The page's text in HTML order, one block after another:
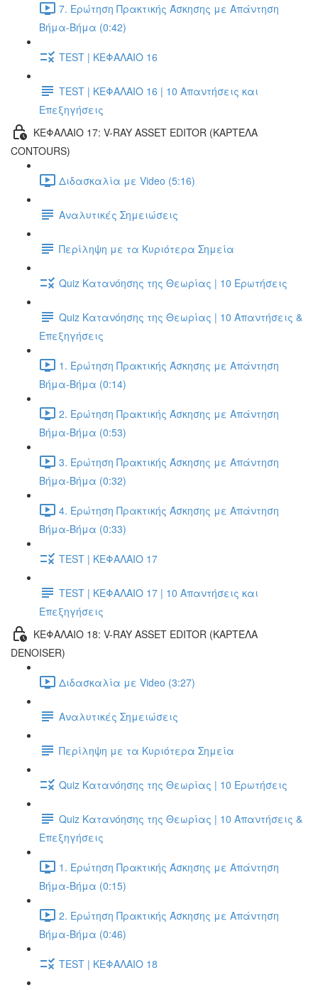
7. Ερώτηση Πρακτικής Άσκησης με Απάντηση
Βήμα-Βήμα (0:42)
TEST | ΚΕΦΑΛΑΙΟ 16
TEST | ΚΕΦΑΛΑΙΟ 16 | 10 Απαντήσεις και
Επεξηγήσεις
ΚΕΦΑΛΑΙΟ 17: V-RAY ASSET EDITOR (ΚΑΡΤΈΛΑ
CONTOURS)
Διδασκαλία με Video (5:16)
Αναλυτικές Σημειώσεις
Περίληψη με τα Κυριότερα Σημεία
Quiz Κατανόησης της Θεωρίας | 10 Ερωτήσεις
Quiz Κατανόησης της Θεωρίας | 10 Απαντήσεις &
Επεξηγήσεις
1. Ερώτηση Πρακτικής Άσκησης με Απάντηση
Βήμα-Βήμα (0:14)
2. Ερώτηση Πρακτικής Άσκησης με Απάντηση
Βήμα-Βήμα (0:53)
3. Ερώτηση Πρακτικής Άσκησης με Απάντηση
Βήμα-Βήμα (0:32)
4. Ερώτηση Πρακτικής Άσκησης με Απάντηση
Βήμα-Βήμα (0:33)
TEST | ΚΕΦΑΛΑΙΟ 17
TEST | ΚΕΦΑΛΑΙΟ 17 | 10 Απαντήσεις και
Επεξηγήσεις
ΚΕΦΑΛΑΙΟ 18: V-RAY ASSET EDITOR (ΚΑΡΤΈΛΑ
DENOISER)
Διδασκαλία με Video (3:27)
Αναλυτικές Σημειώσεις
Περίληψη με τα Κυριότερα Σημεία
Quiz Κατανόησης της Θεωρίας | 10 Ερωτήσεις
Quiz Κατανόησης της Θεωρίας | 10 Απαντήσεις &
Επεξηγήσεις
1. Ερώτηση Πρακτικής Άσκησης με Απάντηση
Βήμα-Βήμα (0:15)
2. Ερώτηση Πρακτικής Άσκησης με Απάντηση
Βήμα-Βήμα (0:46)
TEST | ΚΕΦΑΛΑΙΟ 18